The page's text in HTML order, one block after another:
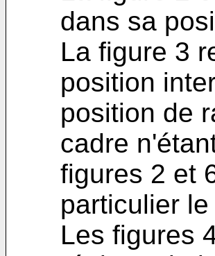
dans sa
La figure 3
position
position de
cadre
figures 2 et
particulier
Les figures